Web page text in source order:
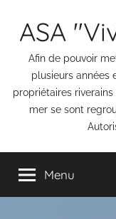
ASA
Afin de pouvoir
plusieurs années
propriétaires
mer se sont
Menu